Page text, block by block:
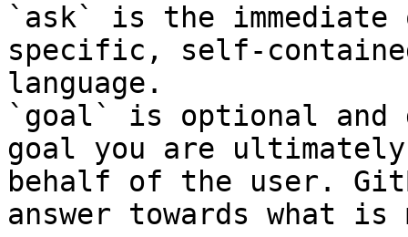
`ask` is the
specific, self-
language.
`goal` is optional and
goal you are
behalf of the user.
answer towards what